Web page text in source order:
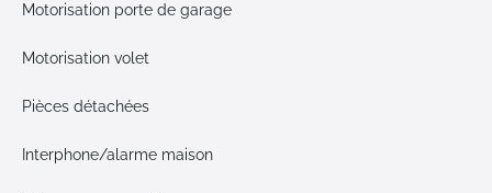
Motorisation porte de garage
Motorisation volet
Pièces détachées
Interphone/alarme maison